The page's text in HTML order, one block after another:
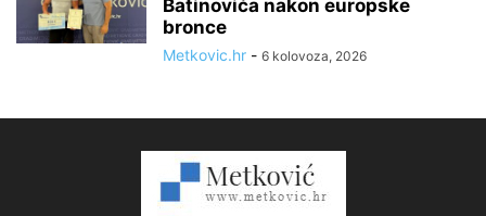
Batinovića nakon europske
bronce
Metkovic.hr - 6 kolovoza, 2026